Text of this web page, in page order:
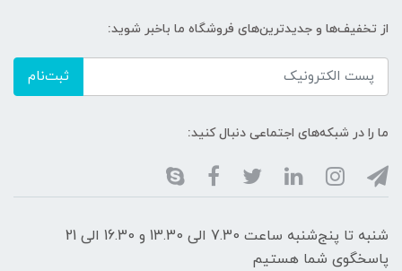
از تخفیف‌ها و جدیدترین‌های فروشگاه ما باخبر شوید:
ثبت‌نام
ما را در شبکه‌های اجتماعی دنبال کنید:
شنبه تا پنج‌شنبه ساعت 7.30 الی 13.30 و 16.30 الی 21
پاسخگوی شما هستیم